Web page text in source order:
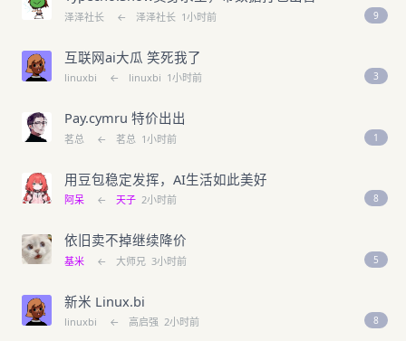
泽泽社长 ← 泽泽社长 1小时前 9
互联网ai大瓜 笑死我了
linuxbi ← linuxbi 1小时前 3
Pay.cymru 特价出出
茗总 ← 茗总 1小时前 1
用豆包稳定发挥，AI生活如此美好
阿呆 ← 天子 2小时前 8
依旧卖不掉继续降价
基米 ← 大师兄 3小时前 5
新米 Linux.bi
linuxbi ← 高启强 2小时前 8